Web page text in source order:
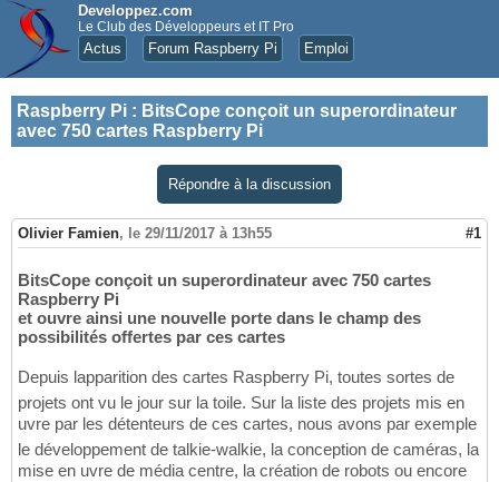
Developpez.com
Le Club des Développeurs et IT Pro
Actus Forum Raspberry Pi Emploi
Raspberry Pi : BitsCope conçoit un superordinateur
avec 750 cartes Raspberry Pi
Répondre à la discussion
Olivier Famien, le 29/11/2017 à 13h55 #1
BitsCope conçoit un superordinateur avec 750 cartes
Raspberry Pi
et ouvre ainsi une nouvelle porte dans le champ des
possibilités offertes par ces cartes
Depuis lapparition des cartes Raspberry Pi, toutes sortes de
projets ont vu le jour sur la toile. Sur la liste des projets mis en
uvre par les détenteurs de ces cartes, nous avons par exemple
le développement de talkie-walkie, la conception de caméras, la
mise en uvre de média centre, la création de robots ou encore